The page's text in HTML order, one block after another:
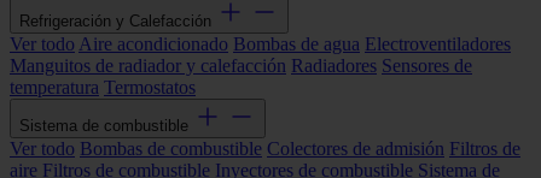
Refrigeración y Calefacción
Ver todo Aire acondicionado Bombas de agua Electroventiladores
Manguitos de radiador y calefacción Radiadores Sensores de
temperatura Termostatos
Sistema de combustible
Ver todo Bombas de combustible Colectores de admisión Filtros de
aire Filtros de combustible Inyectores de combustible Sistema de